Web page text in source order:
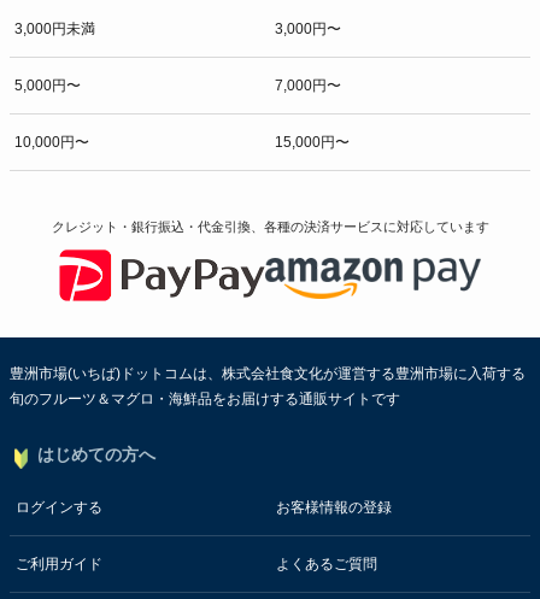
3,000円未満 3,000円〜
5,000円〜 7,000円〜
10,000円〜 15,000円〜
クレジット・銀行振込・代金引換、各種の決済サービスに対応しています
豊洲市場(いちば)ドットコムは、株式会社食文化が運営する豊洲市場に入荷する
旬のフルーツ＆マグロ・海鮮品をお届けする通販サイトです
はじめての方へ
ログインする お客様情報の登録
ご利用ガイド よくあるご質問